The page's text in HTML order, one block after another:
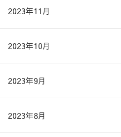
2023年11月
2023年10月
2023年9月
2023年8月